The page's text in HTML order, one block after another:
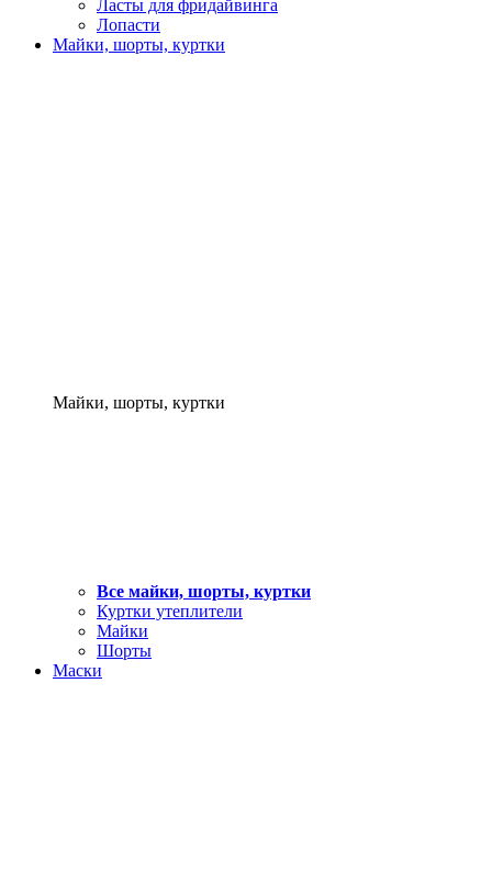
Ласты для фридайвинга
Лопасти
Майки, шорты, куртки
Майки, шорты, куртки
Все майки, шорты, куртки
Куртки утеплители
Майки
Шорты
Маски